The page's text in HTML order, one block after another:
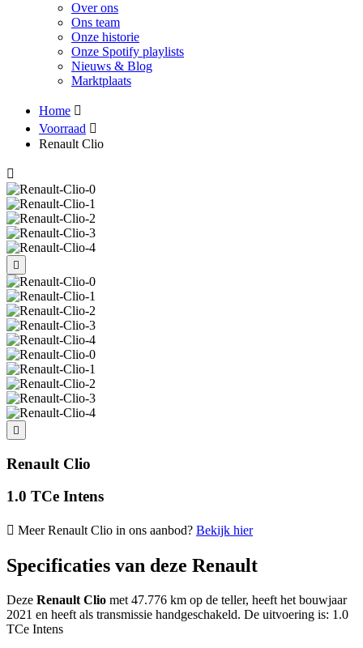
Over ons
Ons team
Onze historie
Onze Spotify playlists
Nieuws & Blog
Marktplaats
Home
Voorraad
Renault Clio
Renault Clio
1.0 TCe Intens
Meer Renault Clio in ons aanbod? Bekijk hier
Specificaties van deze Renault
Deze Renault Clio met 47.776 km op de teller, heeft het bouwjaar
2021 en heeft als transmissie handgeschakeld. De uitvoering is: 1.0
TCe Intens